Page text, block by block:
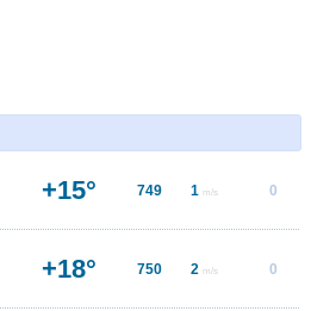
+15° 749 1 m/s 0
+18° 750 2 m/s 0